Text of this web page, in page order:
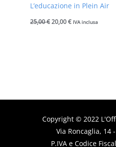
L’educazione in Plein Air
25,00€20,00€ IVA inclusa
Copyright © 2022
Via Roncaglia, 14
P.IVA e Codice